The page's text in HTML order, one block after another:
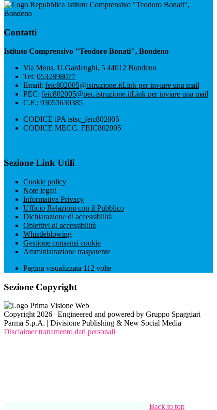
Istituto Comprensivo "Teodoro Bonati",
Bondeno
Contatti
Istituto Comprensivo "Teodoro Bonati", Bondeno
Via Mons. U.Gardenghi, 5 44012 Bondeno
Tel: 0532898077
Email: feic802005@istruzione.itLink per inviare una mail
PEC: feic802005@pec.istruzione.itLink per inviare una mail
C.F.: 93053630385
CODICE iPA istsc_feic802005
CODICE MECC. FEIC802005
Sezione Link Utili
Cookie policy
Note legali
Informativa Privacy
Ufficio Relazioni con il Pubblico
Dichiarazione di accessibilità
Obiettivi di accessibilità
Whistleblowing
Gestione consensi cookie
Amministrazione trasparente
Pagina visualizzata 112 volte
Sezione Copyright
Copyright 2026 | Engineered and powered by Gruppo Spaggiari
Parma S.p.A. | Divisione Publishing & New Social Media
Disclaimer trattamento dati personali
Back to top